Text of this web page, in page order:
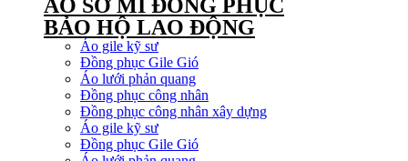
ÁO SƠ MI ĐỒNG PHỤC
BẢO HỘ LAO ĐỘNG
Áo gile kỹ sư
Đồng phục Gile Gió
Áo lưới phản quang
Đồng phục công nhân
Đồng phục công nhân xây dựng
Áo gile kỹ sư
Đồng phục Gile Gió